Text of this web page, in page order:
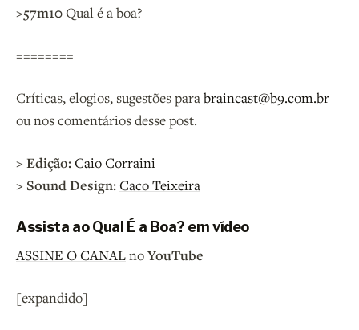
>57m10Qual é a boa?
========
Críticas, elogios, sugestões parabraincast@b9.com.br
ou nos comentários desse post.
> Edição:Caio Corraini
> Sound Design:Caco Teixeira
Assista ao Qual É a Boa? em vídeo
ASSINE O CANALnoYouTube
[expandido]